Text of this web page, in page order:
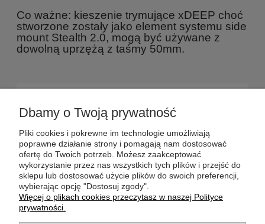
Co ważne: kieszenie trymujące xDEEP choć
stworzone zostały jako element systemu side
mount Stealth 2.0, mogą być używane z
dowolną uprzężą z taśmy 50mm.
DOSTAWA
MOJE KONTO
GWARANCJA I ZWROTY
Dbamy o Twoją prywatność
Pliki cookies i pokrewne im technologie umożliwiają
poprawne działanie strony i pomagają nam dostosować
ofertę do Twoich potrzeb. Możesz zaakceptować
wykorzystanie przez nas wszystkich tych plików i przejść do
sklepu lub dostosować użycie plików do swoich preferencji,
wybierając opcję "Dostosuj zgody".
Więcej o plikach cookies przeczytasz w naszej Polityce
prywatności.